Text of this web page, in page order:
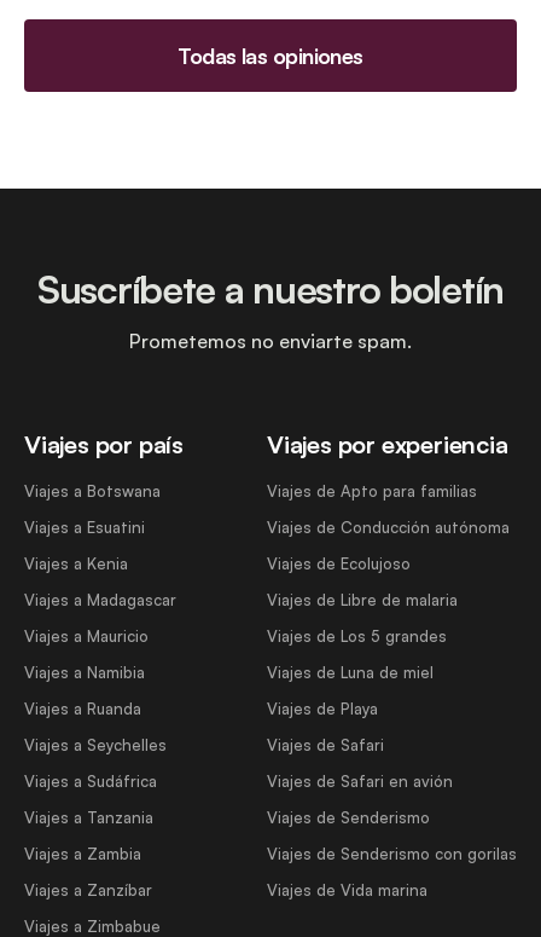
Todas las opiniones
Viajes por país
Viajes a Botswana
Viajes a Esuatini
Viajes a Kenia
Viajes a Madagascar
Viajes a Mauricio
Viajes a Namibia
Viajes a Ruanda
Viajes a Seychelles
Viajes a Sudáfrica
Viajes a Tanzania
Viajes a Zambia
Viajes a Zanzíbar
Viajes a Zimbabue
Viajes por experiencia
Viajes de Apto para familias
Viajes de Conducción autónoma
Viajes de Ecolujoso
Viajes de Libre de malaria
Viajes de Los 5 grandes
Viajes de Luna de miel
Viajes de Playa
Viajes de Safari
Viajes de Safari en avión
Viajes de Senderismo
Viajes de Senderismo con gorilas
Viajes de Vida marina
Suscríbete a nuestro boletín
Prometemos no enviarte spam.